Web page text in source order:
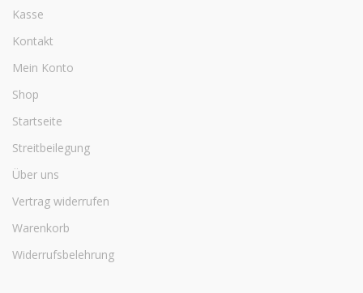
Kasse
Kontakt
Mein Konto
Shop
Startseite
Streitbeilegung
Über uns
Vertrag widerrufen
Warenkorb
Widerrufsbelehrung